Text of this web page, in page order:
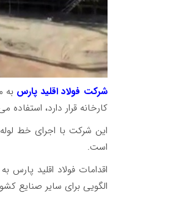
شرکت فولاد اقلید پارس
کارخانه قرار دارد، استفاده
این شرکت با اجرای خط
است.
اقدامات فولاد اقلید
الگویی برای سایر صنایع